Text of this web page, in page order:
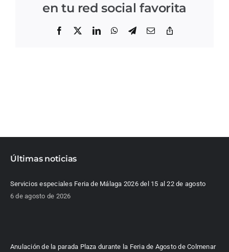
en tu red social favorita
Facebook LinkedInWhatsApp
Telegram
Correo
Últimas noticias
Servicios especiales Feria de Málaga 2026 del 15 al 22 de agosto
6 de agosto de 2026
Anulación de la parada Plaza durante la Feria de Agosto de Colmenar